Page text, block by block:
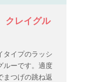
レイグル
タイプのラッシ
ルーです。適度
まつげの跳ね返